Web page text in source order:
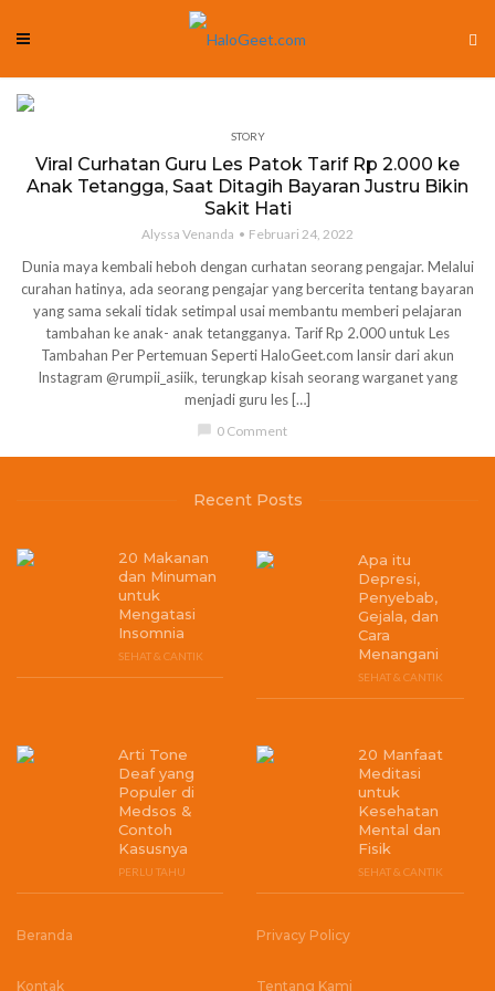
STORY
Viral Curhatan Guru Les Patok Tarif Rp 2.000 ke
Anak Tetangga, Saat Ditagih Bayaran Justru Bikin
Sakit Hati
Alyssa Venanda Februari 24, 2022
Dunia maya kembali heboh dengan curhatan seorang pengajar. Melalui
curahan hatinya, ada seorang pengajar yang bercerita tentang bayaran
yang sama sekali tidak setimpal usai membantu memberi pelajaran
tambahan ke anak- anak tetangganya. Tarif Rp 2.000 untuk Les
Tambahan Per Pertemuan Seperti HaloGeet.com lansir dari akun
Instagram @rumpii_asiik, terungkap kisah seorang warganet yang
menjadi guru les […]
chat_bubble 0 Comment
Recent Posts
20 Makanan
dan Minuman
untuk
Mengatasi
Insomnia
SEHAT & CANTIK
Apa itu
Depresi,
Penyebab,
Gejala, dan
Cara
Menangani
SEHAT & CANTIK
Arti Tone
Deaf yang
Populer di
Medsos &
Contoh
Kasusnya
PERLU TAHU
20 Manfaat
Meditasi
untuk
Kesehatan
Mental dan
Fisik
SEHAT & CANTIK
Beranda Privacy Policy
Kontak Tentang Kami